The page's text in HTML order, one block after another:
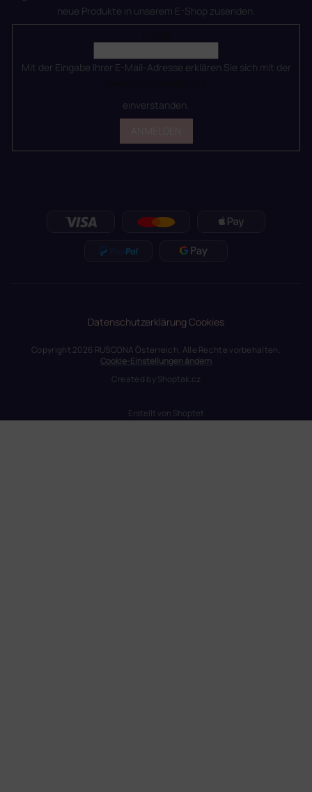
neue Produkte in unserem E-Shop zusenden.
Mit der Eingabe Ihrer E-Mail-Adresse erklären Sie sich mit der
einverstanden.
DatenschutzerklärungCookies
Erstellt von Shoptet
Copyright 2026 RUSCONA Österreich. Alle Rechte vorbehalten.
Cookie-Einstellungen ändern
Created byShoptak.cz